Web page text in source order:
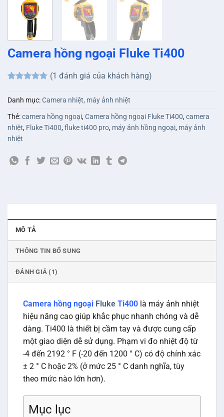
Camera hồng ngoại Fluke Ti400
dựa trên
đánh giá
(1 đánh giá của khách hàng)
Danh mục:Camera nhiệt, máy ảnh nhiệt
Thẻ:camera hồng ngoại,Camera hồng ngoại Fluke Ti400,camera
nhiệt, Fluke Ti400,fluke ti400 pro, máy ảnh hồng ngoại, máy ảnh
nhiệt
MÔ TẢ
THÔNG TIN BỔ SUNG
ĐÁNH GIÁ (1)
Camera hồng ngoại Fluke Ti400 là máy ảnh nhiệt
hiệu năng cao giúp khắc phục nhanh chóng và dễ
dàng. Ti400 là thiết bị cầm tay và được cung cấp
một giao diện dễ sử dụng. Phạm vi đo nhiệt độ từ
-4 đến 2192 ° F (-20 đến 1200 ° C) có độ chính xác
± 2 ° C hoặc 2% (ở mức 25 ° C danh nghĩa, tùy
theo mức nào lớn hơn).
Mục lục